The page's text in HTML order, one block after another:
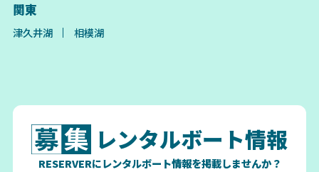
関東
津久井湖 相模湖
レンタルボート情報
RESERVERにレンタルボート情報を掲載しませんか？